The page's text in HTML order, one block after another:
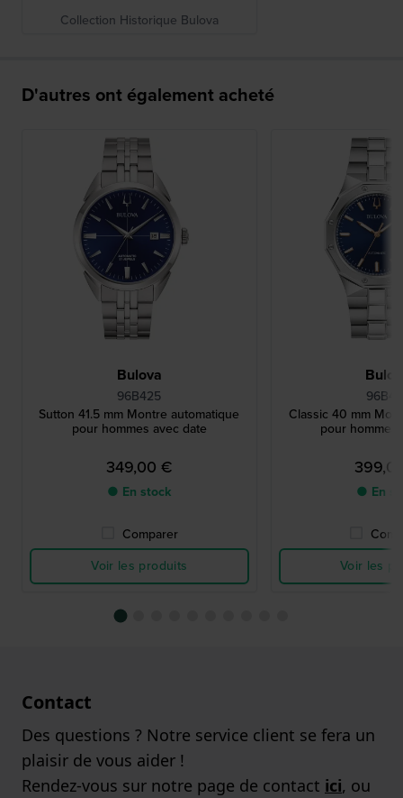
Collection Historique Bulova
D'autres ont également acheté
Bulova
96B425
Sutton 41.5 mm Montre automatique
pour hommes avec date
349,00 €
● En stock
Comparer
Voir les produits
Classic 40 mm
pour hommes
● En
Voir les
Contact
Des questions ? Notre service client se fera un
plaisir de vous aider !
Rendez-vous sur notre page de contact ici, ou